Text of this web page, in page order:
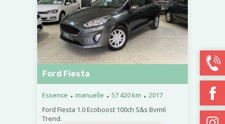
Ford Fiesta
Essence . manuelle . 57 420 km . 2017
Ford Fiesta 1.0 Ecoboost 100ch S&s Bvm6
Trend.